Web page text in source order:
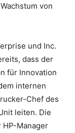
von
und Inc.
dass der
für Innovation
internen
Chef des
leiten. Die
Manager